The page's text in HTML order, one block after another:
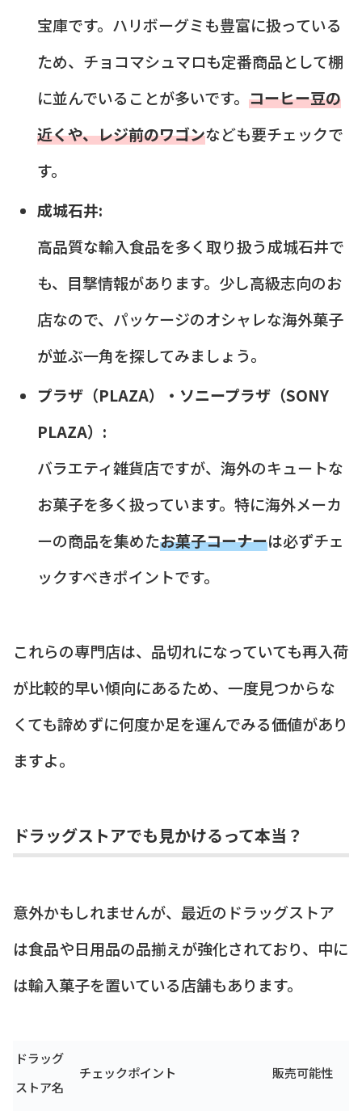
宝庫です。ハリボーグミも豊富に扱っている
ため、チョコマシュマロも定番商品として棚
に並んでいることが多いです。 コーヒー豆の
近くや、レジ前のワゴンなども要チェックで
す。
成城石井:
高品質な輸入食品を多く取り扱う成城石井で
も、目撃情報があります。少し高級志向のお
店なので、パッケージのオシャレな海外菓子
が並ぶ一角を探してみましょう。
プラザ（PLAZA）・ソニープラザ（SONY
PLAZA）:
バラエティ雑貨店ですが、海外のキュートな
お菓子を多く扱っています。特に海外メーカ
ーの商品を集めたお菓子コーナーは必ずチェ
ックすべきポイントです。
これらの専門店は、品切れになっていても再入荷
が比較的早い傾向にあるため、一度見つからな
くても諦めずに何度か足を運んでみる価値があり
ますよ。
ドラッグストアでも見かけるって本当？
意外かもしれませんが、最近のドラッグストア
は食品や日用品の品揃えが強化されており、中に
は輸入菓子を置いている店舗もあります。
ドラッグ
ストア名
チェックポイント 販売可能性